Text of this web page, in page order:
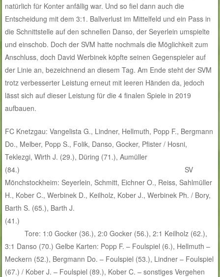
natürlich für Konter anfällig war. Und so fiel dann auch die
Entscheidung mit dem 3:1. Ballverlust im Mittelfeld und ein Pass in
die Schnittstelle auf den schnellen Danso, der Seyerlein umspielte
und einschob. Doch der SVM hatte nochmals die Möglichkeit zum
Anschluss, doch David Werbinek köpfte seinen Gegenspieler auf
der Linie an, bezeichnend an diesem Tag. Am Ende steht der SVM
trotz verbesserter Leistung erneut mit leeren Händen da, jedoch
lässt sich auf dieser Leistung für die 4 finalen Spiele in 2019
aufbauen.
FC Knetzgau: Vangelista G., Lindner, Hellmuth, Popp F., Bergmann
Do., Melber, Popp S., Folik, Danso, Gocker, Pfister / Hosni,
Teklezgi, Wirth J. (29.), Düring (71.), Aumüller
(84.) SV
Mönchstockheim: Seyerlein, Schmitt, Eichner O., Reiss, Sahlmüller
H., Kober C., Werbinek D., Keilholz, Kober J., Werbinek Ph. / Bory,
Barth S. (65.), Barth J.
(41.)
Tore: 1:0 Gocker (36.), 2:0 Gocker (56.), 2:1 Keilholz (62.),
3:1 Danso (70.) Gelbe Karten: Popp F. – Foulspiel (6.), Hellmuth –
Meckern (52.), Bergmann Do. – Foulspiel (53.), Lindner – Foulspiel
(67.) / Kober J. – Foulspiel (89.), Kober C. – sonstiges Vergehen